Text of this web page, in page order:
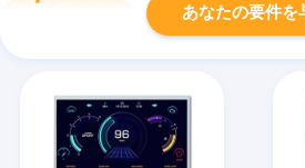
あなたの要件を